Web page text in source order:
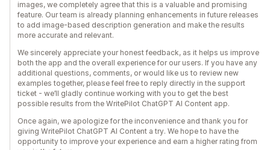
images, we completely agree that this is a valuable and promising
feature. Our team is already planning enhancements in future releases
to add image-based description generation and make the results
more accurate and relevant.
We sincerely appreciate your honest feedback, as it helps us improve
both the app and the overall experience for our users. If you have any
additional questions, comments, or would like us to review new
examples together, please feel free to reply directly in the support
ticket - we’ll gladly continue working with you to get the best
possible results from the WritePilot ChatGPT AI Content app.
Once again, we apologize for the inconvenience and thank you for
giving WritePilot ChatGPT AI Content a try. We hope to have the
opportunity to improve your experience and earn a higher rating from